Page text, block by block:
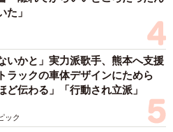
た」
いかと」実力派歌手、熊本へ支援
ラックの車体デザインにためら
伝わる」「行動され立派」
ック